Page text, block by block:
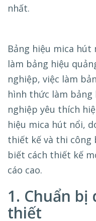
nhất.
Bảng hiệu mica
làm bảng hiệu
nghiệp, việc làm
hình thức làm bảng
nghiệp yêu thích
hiệu mica hút nổi,
thiết kế và thi công
biết cách thiết kế
cáo cao.
1. Chuẩn bị
thiết